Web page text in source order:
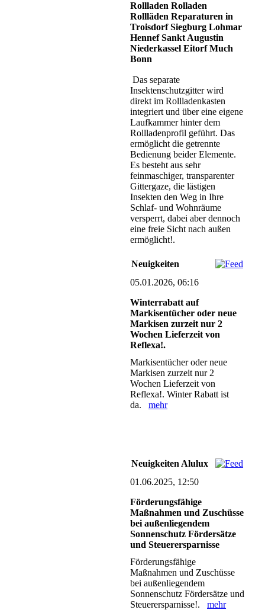
Rollladen Rolladen
Rollläden Reparaturen in
Troisdorf Siegburg Lohmar
Hennef Sankt Augustin
Niederkassel Eitorf Much
Bonn
Das separate
Insektenschutzgitter wird
direkt im Rollladenkasten
integriert und über eine eigene
Laufkammer hinter dem
Rollladenprofil geführt. Das
ermöglicht die getrennte
Bedienung beider Elemente.
Es besteht aus sehr
feinmaschiger, transparenter
Gittergaze, die lästigen
Insekten den Weg in Ihre
Schlaf- und Wohnräume
versperrt, dabei aber dennoch
eine freie Sicht nach außen
ermöglicht!.
Neuigkeiten
05.01.2026, 06:16
Winterrabatt auf
Markisentücher oder neue
Markisen zurzeit nur 2
Wochen Lieferzeit von
Reflexa!.
Markisentücher oder neue
Markisen zurzeit nur 2
Wochen Lieferzeit von
Reflexa!. Winter Rabatt ist
da.mehr
Neuigkeiten Alulux
01.06.2025, 12:50
Förderungsfähige
Maßnahmen und Zuschüsse
bei außenliegendem
Sonnenschutz Fördersätze
und Steuerersparnisse
Förderungsfähige
Maßnahmen und Zuschüsse
bei außenliegendem
Sonnenschutz Fördersätze und
Steuerersparnisse!.mehr